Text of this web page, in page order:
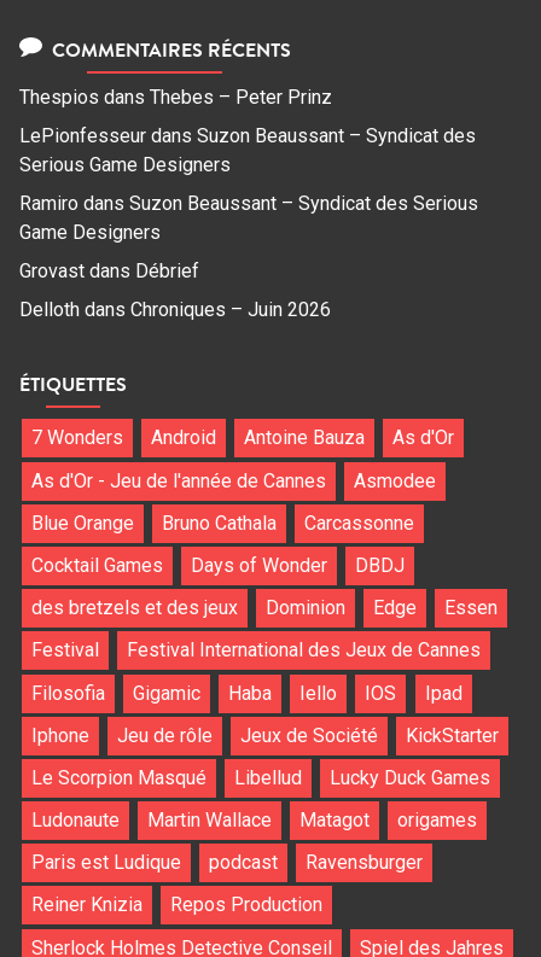
COMMENTAIRES RÉCENTS
Thespios dans Thebes – Peter Prinz
LePionfesseur dans Suzon Beaussant – Syndicat des
Serious Game Designers
Ramiro dans Suzon Beaussant – Syndicat des Serious
Game Designers
Grovast dans Débrief
Delloth dans Chroniques – Juin 2026
ÉTIQUETTES
7 Wonders Android Antoine Bauza
As d'Or
As d'Or - Jeu de l'année de Cannes
Asmodee
Blue Orange
Bruno Cathala
Carcassonne
Cocktail Games
Days of Wonder
DBDJ
des bretzels et des jeux
Dominion Edge
Essen
Festival
Festival International des Jeux de Cannes
Filosofia
Gigamic Haba Iello IOS
Ipad
Iphone
Jeu de rôle Jeux de Société
KickStarter
Le Scorpion Masqué
Libellud
Lucky Duck Games
Ludonaute
Martin Wallace Matagot
origames
Paris est Ludique
podcast
Ravensburger
Reiner Knizia
Repos Production
Sherlock Holmes Detective Conseil
Spiel des Jahres